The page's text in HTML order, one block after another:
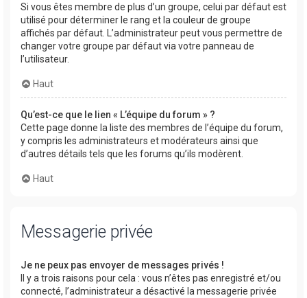
Si vous êtes membre de plus d’un groupe, celui par défaut est
utilisé pour déterminer le rang et la couleur de groupe
affichés par défaut. L’administrateur peut vous permettre de
changer votre groupe par défaut via votre panneau de
l’utilisateur.
Haut
Qu’est-ce que le lien « L’équipe du forum » ?
Cette page donne la liste des membres de l’équipe du forum,
y compris les administrateurs et modérateurs ainsi que
d’autres détails tels que les forums qu’ils modèrent.
Haut
Messagerie privée
Je ne peux pas envoyer de messages privés !
Il y a trois raisons pour cela : vous n’êtes pas enregistré et/ou
connecté, l’administrateur a désactivé la messagerie privée